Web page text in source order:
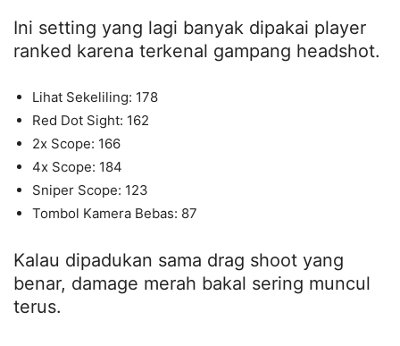
Ini setting yang lagi banyak dipakai player
ranked karena terkenal gampang headshot.
Lihat Sekeliling: 178
Red Dot Sight: 162
2x Scope: 166
4x Scope: 184
Sniper Scope: 123
Tombol Kamera Bebas: 87
Kalau dipadukan sama drag shoot yang
benar, damage merah bakal sering muncul
terus.